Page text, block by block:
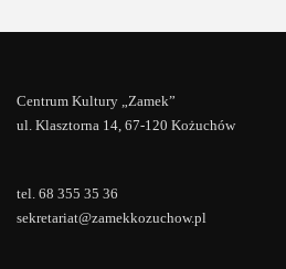
Centrum Kultury „Zamek”
ul. Klasztorna 14, 67-120 Kożuchów
tel. 68 355 35 36
sekretariat@zamekkozuchow.pl